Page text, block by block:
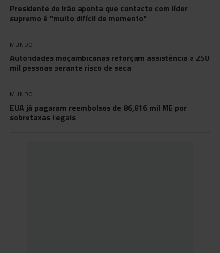
Presidente do Irão aponta que contacto com líder
supremo é "muito difícil de momento"
MUNDO
Autoridades moçambicanas reforçam assistência a 250
mil pessoas perante risco de seca
MUNDO
EUA já pagaram reembolsos de 86,816 mil ME por
sobretaxas ilegais